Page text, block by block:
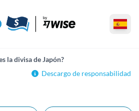
la divisa de Japón?
Descargo de responsabilidad